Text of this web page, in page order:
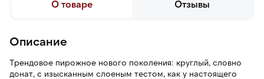
О товаре Отзывы
Описание
Трендовое пирожное нового поколения: круглый, словно
донат, с изысканным слоеным тестом, как у настоящего